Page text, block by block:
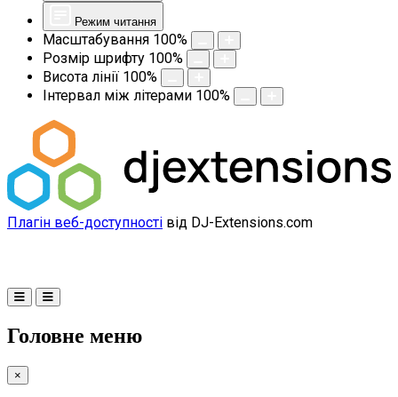
Режим читання
Масштабування 100%
Розмір шрифту 100%
Висота лінії 100%
Інтервал між літерами 100%
Плагін веб-доступності від DJ-Extensions.com
Головне меню
×